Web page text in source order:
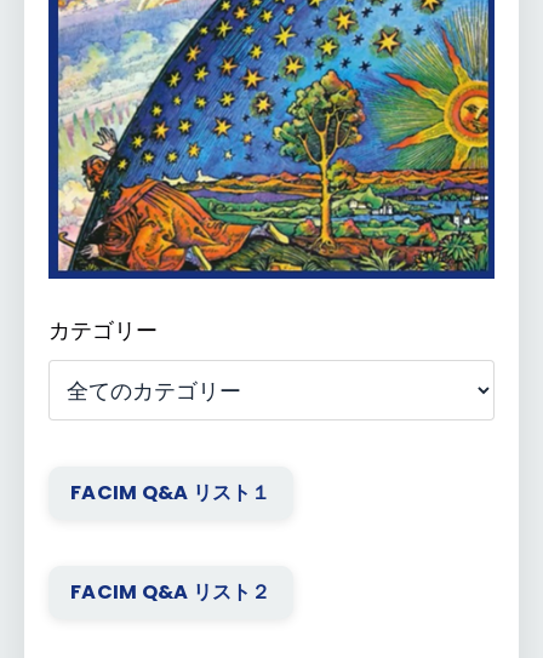
カテゴリー
FACIM Q&A リスト１
FACIM Q&A リスト２